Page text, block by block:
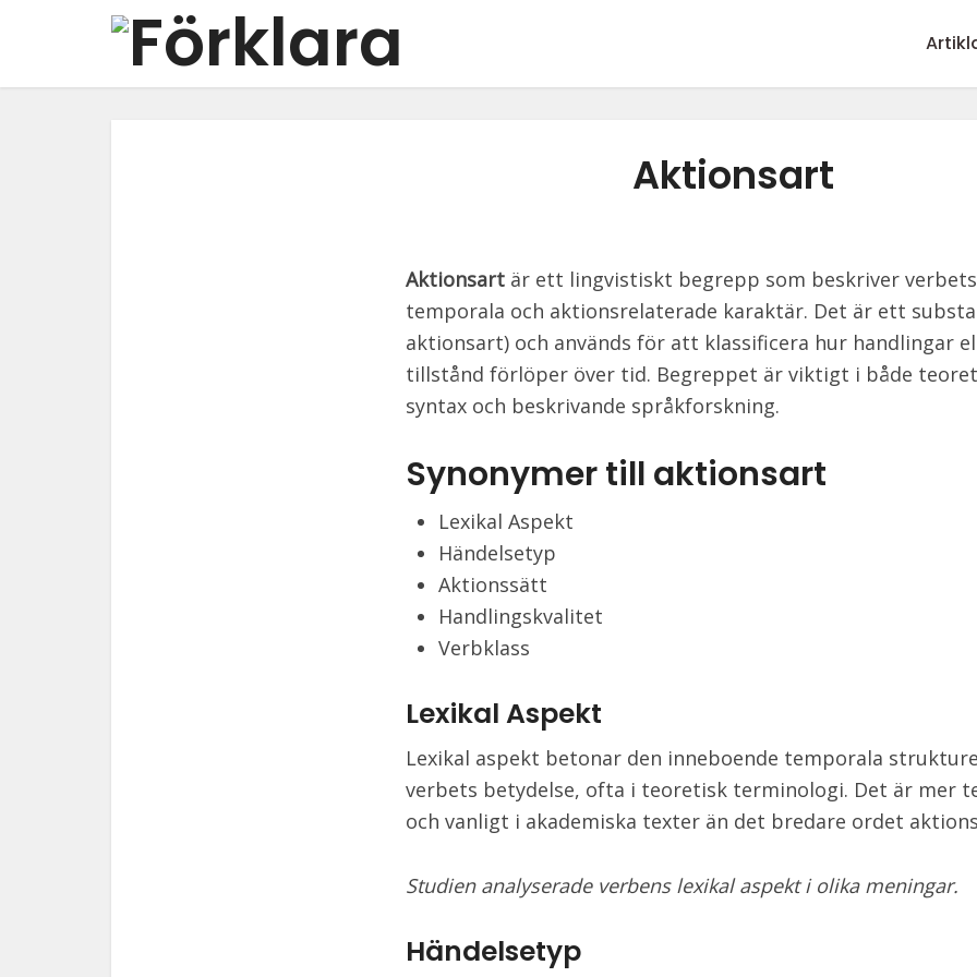
Aktionsart
Aktionsart är ett lingvistiskt begrepp som beskriver
temporala och aktionsrelaterade karaktär. Det är ett
aktionsart) och används för att klassificera hur handlingar
tillstånd förlöper över tid. Begreppet är viktigt i både
syntax och beskrivande språkforskning.
Synonymer till aktionsart
Lexikal Aspekt
Händelsetyp
Aktionssätt
Handlingskvalitet
Verbklass
Lexikal Aspekt
Lexikal aspekt betonar den inneboende temporala
verbets betydelse, ofta i teoretisk terminologi. Det är mer
och vanligt i akademiska texter än det bredare ordet
Studien analyserade verbens lexikal aspekt i olika meningar.
Händelsetyp